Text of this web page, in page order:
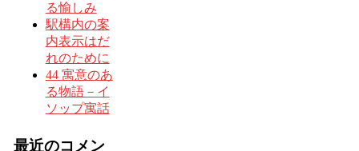
る愉しみ
駅構内の案
内表示はだ
れのために
44 寓意のあ
る物語－イ
ソップ寓話
最近のコメン